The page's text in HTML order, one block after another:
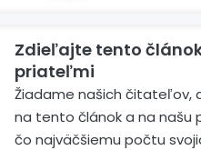
Zdieľajte tento
priateľmi
Žiadame našich čitateľov,
na tento článok a na našu
čo najväčšiemu počtu